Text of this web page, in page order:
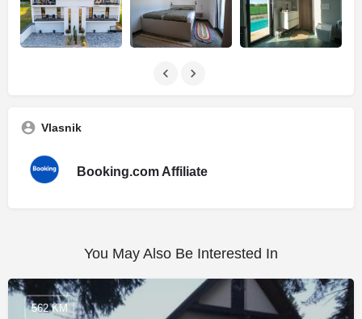
Vlasnik
Booking.com Affiliate
You May Also Be Interested In
562 KM